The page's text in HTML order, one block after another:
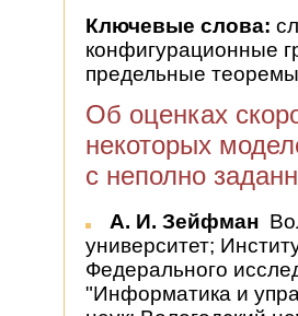
Ключевые слова:
конфигурационные
предельные
Об оценках
некоторых
с неполно
А. И. Зейфман
университет;
Федерального
"Информатика и